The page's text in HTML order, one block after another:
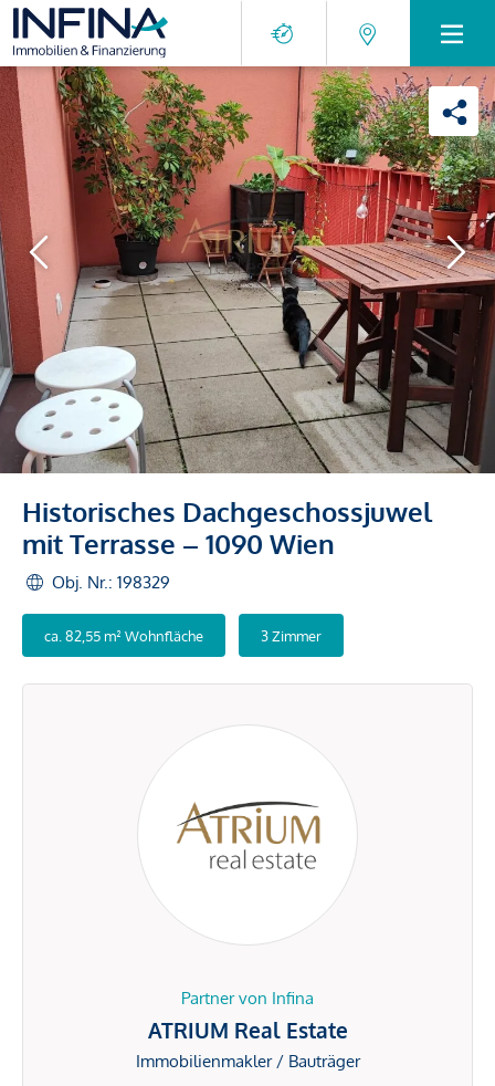
Historisches Dachgeschossjuwel
mit Terrasse – 1090 Wien
Obj. Nr.: 198329
ca. 82,55 m² Wohnfläche 3 Zimmer
Partner von Infina
ATRIUM Real Estate
Immobilienmakler / Bauträger